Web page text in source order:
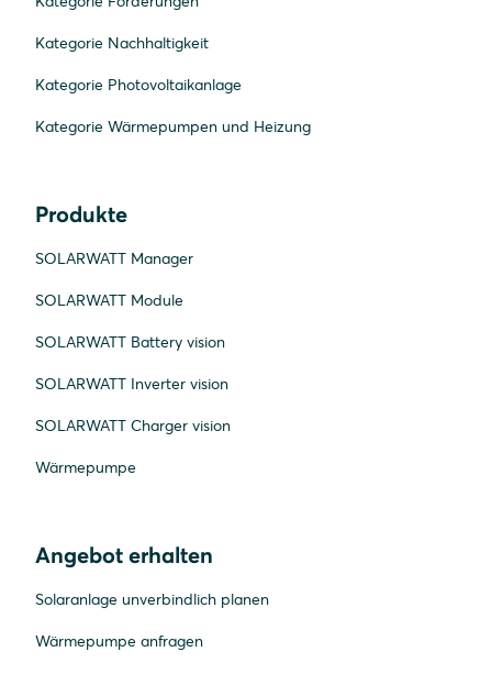
Kategorie Nachhaltigkeit
Kategorie Photovoltaikanlage
Kategorie Wärmepumpen und Heizung
Produkte
SOLARWATT Manager
SOLARWATT Module
SOLARWATT Battery vision
SOLARWATT Inverter vision
SOLARWATT Charger vision
Wärmepumpe
Angebot erhalten
Solaranlage unverbindlich planen
Wärmepumpe anfragen